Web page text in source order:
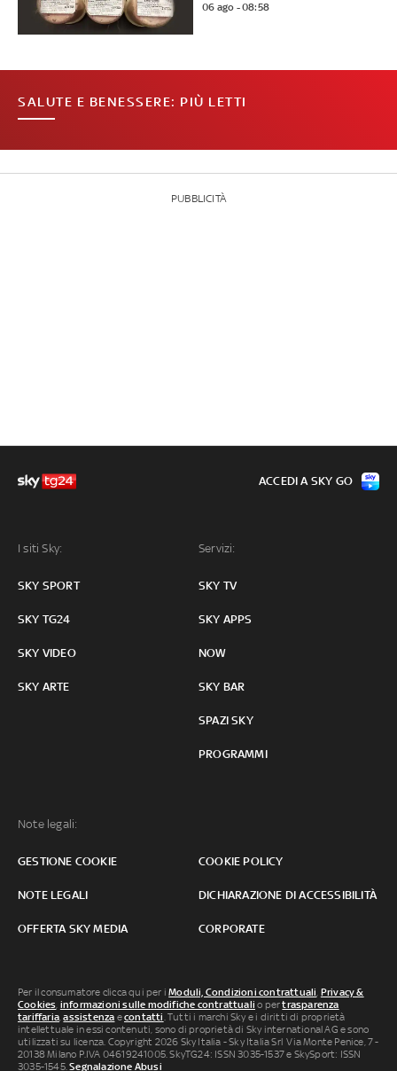
06 ago - 08:58
SALUTE E BENESSERE: PIÙ LETTI
PUBBLICITÀ
I siti Sky:
SKY SPORT
SKY TG24
SKY VIDEO
SKY ARTE
Servizi:
SKY TV
SKY APPS
NOW
SKY BAR
SPAZI SKY
PROGRAMMI
Note legali:
GESTIONE COOKIE COOKIE POLICY
NOTE LEGALI DICHIARAZIONE DI ACCESSIBILITÀ
OFFERTA SKY MEDIA CORPORATE
ACCEDI A SKY GO
Per il consumatore clicca qui per iModuli, Condizioni contrattuali, Privacy &
Cookies, informazioni sulle modifiche contrattuali o pertrasparenza
tariffaria,assistenza econtatti. Tutti i marchi Sky e i diritti di proprietà
intellettuale in essi contenuti, sono di proprietà di Sky international AG e sono
utilizzati su licenza. Copyright 2026 Sky Italia - Sky Italia Srl Via Monte Penice, 7 -
20138 Milano P.IVA 04619241005. SkyTG24: ISSN 3035-1537 e SkySport: ISSN
3035-1545.Segnalazione Abusi